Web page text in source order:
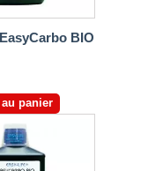
BIO
panier